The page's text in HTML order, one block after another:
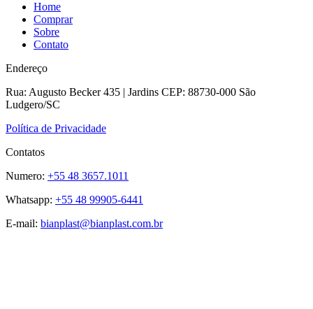
Home
Comprar
Sobre
Contato
Endereço
Rua: Augusto Becker 435 | Jardins CEP: 88730-000 São
Ludgero/SC
Política de Privacidade
Contatos
Numero: +55 48 3657.1011
Whatsapp: +55 48 99905-6441
E-mail: bianplast@bianplast.com.br